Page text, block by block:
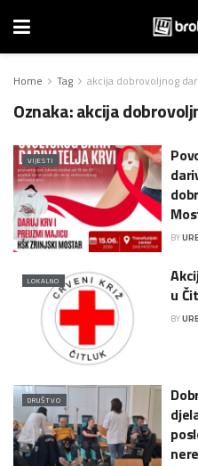
Home Tag akcija dobrovoljnog
Oznaka:akcija
VIJESTI
BY
LOKALNO
u
BY
DRUŠTVO